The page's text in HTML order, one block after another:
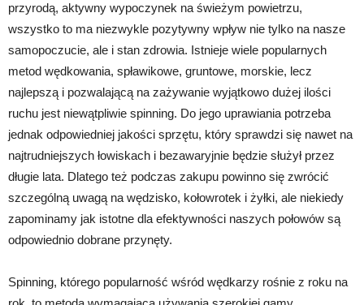
przyrodą, aktywny wypoczynek na świeżym powietrzu,
wszystko to ma niezwykle pozytywny wpływ nie tylko na nasze
samopoczucie, ale i stan zdrowia. Istnieje wiele popularnych
metod wędkowania, spławikowe, gruntowe, morskie, lecz
najlepszą i pozwalającą na zażywanie wyjątkowo dużej ilości
ruchu jest niewątpliwie spinning. Do jego uprawiania potrzeba
jednak odpowiedniej jakości sprzętu, który sprawdzi się nawet na
najtrudniejszych łowiskach i bezawaryjnie będzie służył przez
długie lata. Dlatego też podczas zakupu powinno się zwrócić
szczególną uwagą na wędzisko, kołowrotek i żyłki, ale niekiedy
zapominamy jak istotne dla efektywności naszych połowów są
odpowiednio dobrane przynęty.
Spinning, którego popularność wśród wędkarzy rośnie z roku na